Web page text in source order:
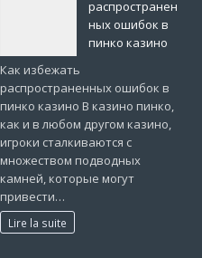
распространен
ных ошибок в
пинко казино
Как избежать
распространенных ошибок в
пинко казино В казино пинко,
как и в любом другом казино,
игроки сталкиваются с
множеством подводных
камней, которые могут
привести…
Lire la suite